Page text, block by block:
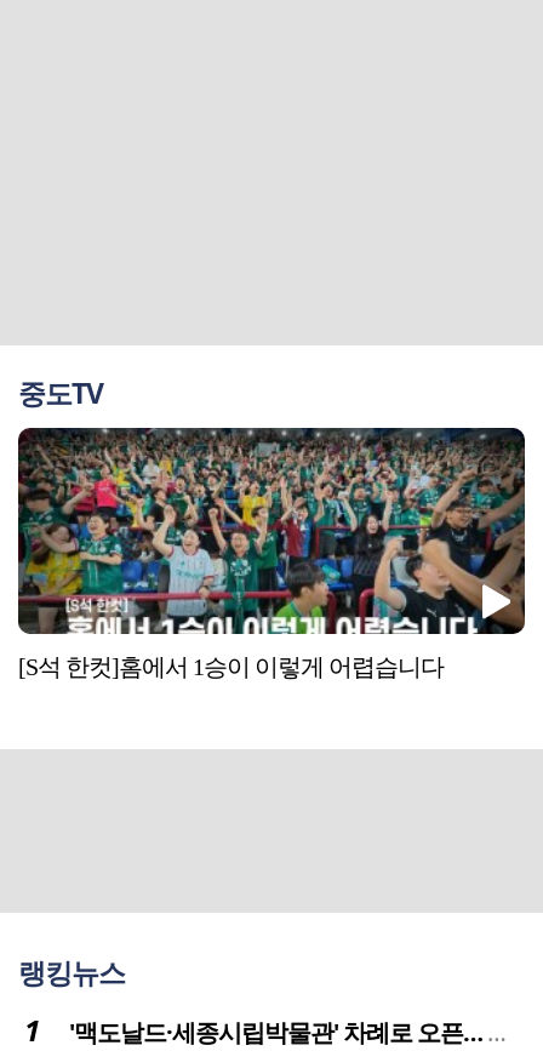
중도TV
[S석 한컷]홈에서 1승이 이렇게 어렵습니다
랭킹뉴스
'맥도날드·세종시립박물관' 차례로 오픈… 고운동 정주여건 좋아진다